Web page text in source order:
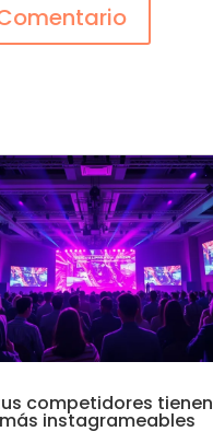
competidores tienen
instagrameables